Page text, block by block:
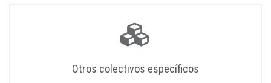
Otros colectivos específicos